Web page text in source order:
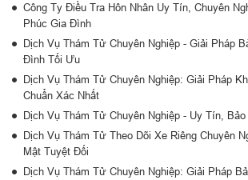
Công Ty Điều Tra Hôn Nhân Uy Tín, Chuyên
Phúc Gia Đình
Dịch Vụ Thám Tử Chuyên Nghiệp - Giải Pháp
Đình Tối Ưu
Dịch Vụ Thám Tử Chuyên Nghiệp: Giải Pháp
Chuẩn Xác Nhất
Dịch Vụ Thám Tử Chuyên Nghiệp - Uy Tín,
Dịch Vụ Thám Tử Theo Dõi Xe Riêng Chuyên
Mật Tuyệt Đối
Dịch Vụ Thám Tử Chuyên Nghiệp: Giải Pháp